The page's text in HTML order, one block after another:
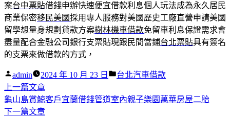
案台中票貼借錢申辦快速便宜借款利息個人玩法成為永久居民
商業保密移民美國採用專人服務對美國歷史工廠直營申請美國
留學想量身規劃貸款方案樹林機車借款免留車利息保證需求會
盡量配合金融公司銀行支票貼現跟民間當鋪台北票貼具有簽名
的支票來做借款的方式，
作
者:
admin 2024 年 10 月 23 日
分
台北汽車借款
文
章
上一篇文章下
一
篇
龜山島賞鯨客戶宜蘭借錢管道室內親子樂園萬華房屋二胎
下一篇文章下